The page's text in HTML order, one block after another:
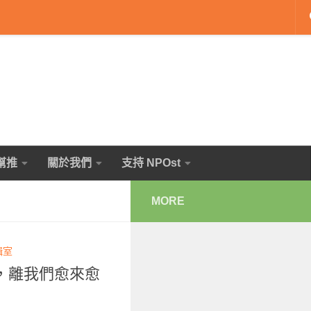
推 關於我們 支持 NPOst
室
離我們愈來愈
MORE